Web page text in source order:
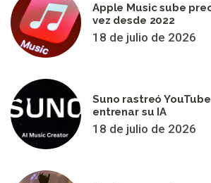
Apple Music sube
vez desde 2022
18 de julio de 2026
Suno rastreó
entrenar su IA
18 de julio de 2026